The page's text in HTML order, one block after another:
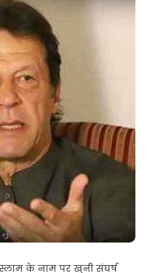
के नाम पर खुनी संघर्ष
में बड़ा भूचाल, 6 सांसदों ने
इस पार्टी में हुए शामिल!